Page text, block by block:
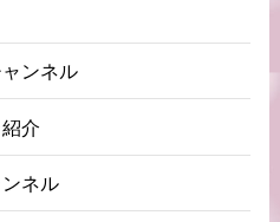
ンネル
介
ネル